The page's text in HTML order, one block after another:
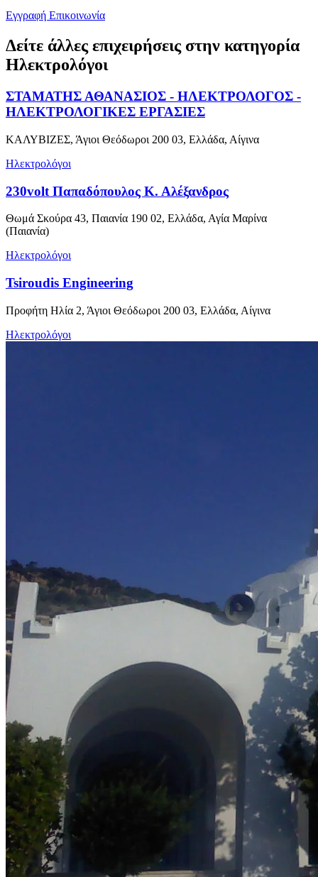
Εγγραφή Επικοινωνία
Δείτε άλλες επιχειρήσεις στην κατηγορία
Ηλεκτρολόγοι
ΣΤΑΜΑΤΗΣ ΑΘΑΝΑΣΙΟΣ - ΗΛΕΚΤΡΟΛΟΓΟΣ -
ΗΛΕΚΤΡΟΛΟΓΙΚΕΣ ΕΡΓΑΣΙΕΣ
ΚΑΛΥΒΙΖΕΣ, Άγιοι Θεόδωροι 200 03, Ελλάδα, Αίγινα
Ηλεκτρολόγοι
230volt Παπαδόπουλος Κ. Αλέξανδρος
Θωμά Σκούρα 43, Παιανία 190 02, Ελλάδα, Αγία Μαρίνα
(Παιανία)
Ηλεκτρολόγοι
Tsiroudis Engineering
Προφήτη Ηλία 2, Άγιοι Θεόδωροι 200 03, Ελλάδα, Αίγινα
Ηλεκτρολόγοι